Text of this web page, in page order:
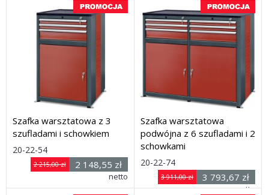
Dostawa: 21 dni
Szafka warsztatowa z 3
szufladami i schowkiem
20-22-54
2 148,55 zł
2 215,00 zł
netto
Dostawa: 21 dni
Szafka warsztatowa
podwójna z 6 szufladami i 2
schowkami
20-22-74
3 793,67 zł
3 911,00 zł
netto
głęb.) 1030 x 1240 x 600